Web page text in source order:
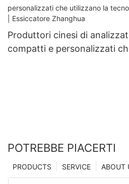
Produttori cinesi di
compatti e personalizzati
POTREBBE PIACERTI
ABOUT
SERVICE
PRODUCTS